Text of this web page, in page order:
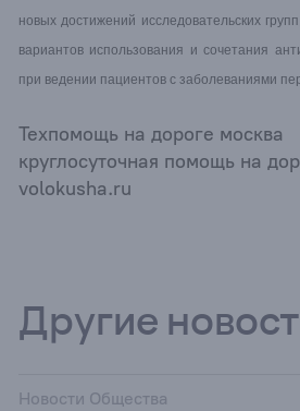
новых достижений исследовательских
вариантов использования и сочетания
при ведении пациентов с заболеваниями
Техпомощь на дороге москва
круглосуточная помощь на
volokusha.ru
Другие
Новости Общества